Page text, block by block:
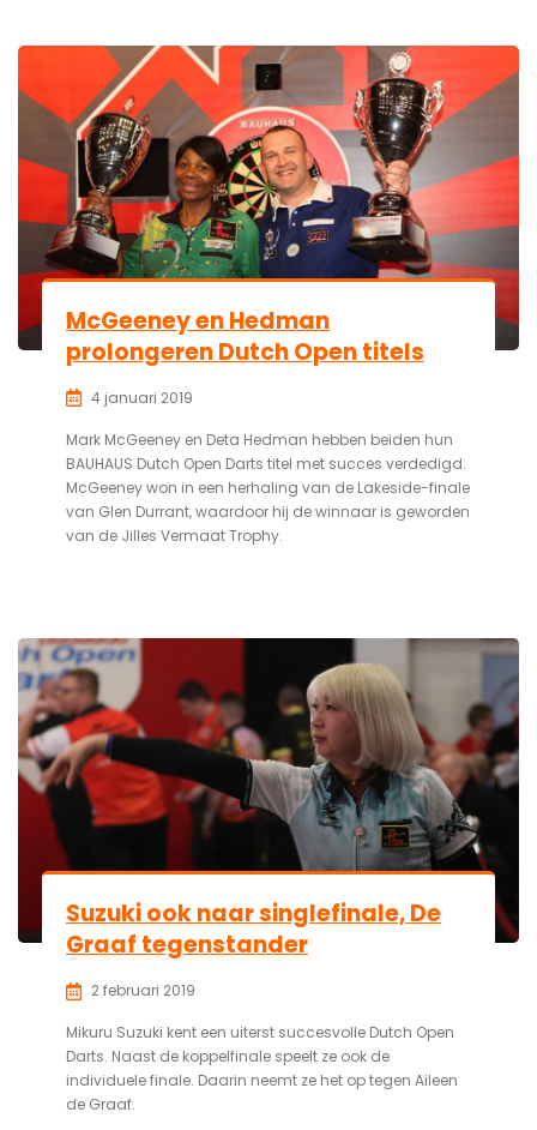
McGeeney en Hedman
prolongeren Dutch Open titels
4 januari 2019
Mark McGeeney en Deta Hedman hebben beiden hun
BAUHAUS Dutch Open Darts titel met succes verdedigd.
McGeeney won in een herhaling van de Lakeside-finale
van Glen Durrant, waardoor hij de winnaar is geworden
van de Jilles Vermaat Trophy.
Suzuki ook naar singlefinale, De
Graaf tegenstander
2 februari 2019
Mikuru Suzuki kent een uiterst succesvolle Dutch Open
Darts. Naast de koppelfinale speelt ze ook de
individuele finale. Daarin neemt ze het op tegen Aileen
de Graaf.